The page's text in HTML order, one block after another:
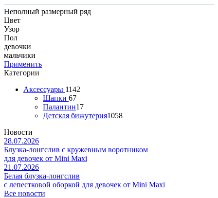
Неполный размерный ряд
Цвет
Узор
Пол
девочки
мальчики
Применить
Категории
Аксессуары 1142
Шапки 67
Палантин17
Детская бижутерия1058
Новости
28.07.2026
Блузка-лонгслив с кружевным воротником
для девочек от Mini Maxi
21.07.2026
Белая блузка-лонгслив
с лепестковой оборкой для девочек от Mini Maxi
Все новости